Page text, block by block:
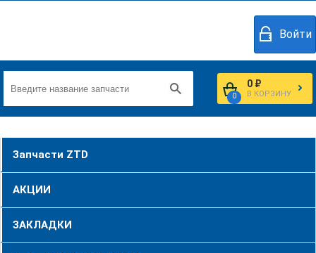
Войти
0
0 ₽
В КОРЗИНУ
Запчасти ZTD
АКЦИИ
ЗАКЛАДКИ